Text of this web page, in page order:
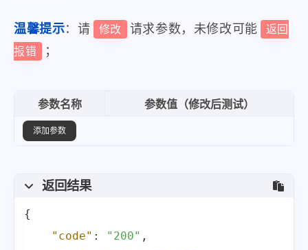
温馨提示：请 修改 请求参数，未修改可能
返回
报错
；
参数名称 参数值（修改后测试）
添加参数
返回结果
{
"code" : "200" ,